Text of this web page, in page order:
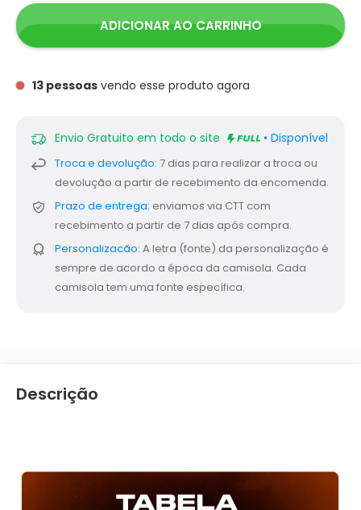
ADICIONAR AO CARRINHO
13 pessoas vendo esse produto agora
Envio Gratuito em todo o site • Disponível
Troca e devolução: 7 dias para realizar a troca ou
devolução a partir de recebimento da encomenda.
Prazo de entrega: enviamos via CTT com
recebimento a partir de 7 dias após compra.
Personalizacão: A letra (fonte) da personalização é
sempre de acordo a época da camisola. Cada
camisola tem uma fonte específica.
Descrição